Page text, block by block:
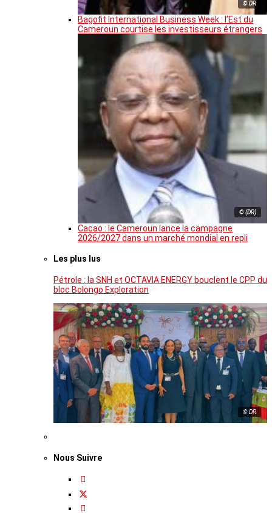
© DR
Bagofit International Business Week : l’Est du
Cameroun courtise les investisseurs étrangers
© (DR)
Cacao : le Cameroun lance la campagne
2026/2027 dans un marché mondial en repli
Les plus lus
Pétrole : la SNH et OCTAVIA ENERGY bouclent le CPP du
bloc Bolongo Exploration
© DR
Nous Suivre